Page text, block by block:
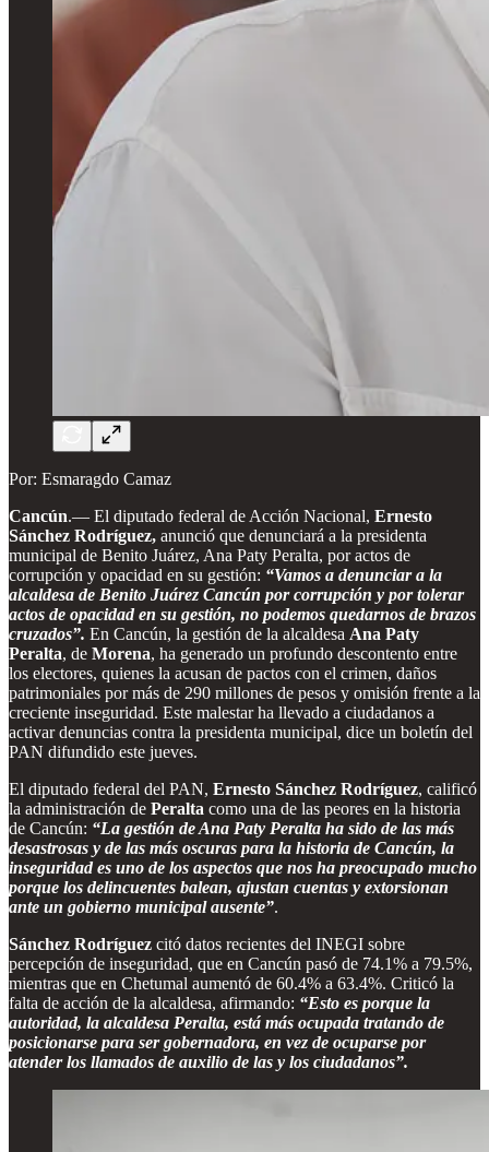
Por: Esmaragdo Camaz
Cancún.— El diputado federal de Acción Nacional, Ernesto
Sánchez Rodríguez, anunció que denunciará a la presidenta
municipal de Benito Juárez, Ana Paty Peralta, por actos de
corrupción y opacidad en su gestión: “Vamos a denunciar a la
alcaldesa de Benito Juárez Cancún por corrupción y por tolerar
actos de opacidad en su gestión, no podemos quedarnos de brazos
cruzados”. En Cancún, la gestión de la alcaldesa Ana Paty
Peralta, de Morena, ha generado un profundo descontento entre
los electores, quienes la acusan de pactos con el crimen, daños
patrimoniales por más de 290 millones de pesos y omisión frente a la
creciente inseguridad. Este malestar ha llevado a ciudadanos a
activar denuncias contra la presidenta municipal, dice un boletín del
PAN difundido este jueves.
El diputado federal del PAN, Ernesto Sánchez Rodríguez, calificó
la administración de Peralta como una de las peores en la historia
de Cancún: “La gestión de Ana Paty Peralta ha sido de las más
desastrosas y de las más oscuras para la historia de Cancún, la
inseguridad es uno de los aspectos que nos ha preocupado mucho
porque los delincuentes balean, ajustan cuentas y extorsionan
ante un gobierno municipal ausente”.
Sánchez Rodríguez citó datos recientes del INEGI sobre
percepción de inseguridad, que en Cancún pasó de 74.1% a 79.5%,
mientras que en Chetumal aumentó de 60.4% a 63.4%. Criticó la
falta de acción de la alcaldesa, afirmando: “Esto es porque la
autoridad, la alcaldesa Peralta, está más ocupada tratando de
posicionarse para ser gobernadora, en vez de ocuparse por
atender los llamados de auxilio de las y los ciudadanos”.